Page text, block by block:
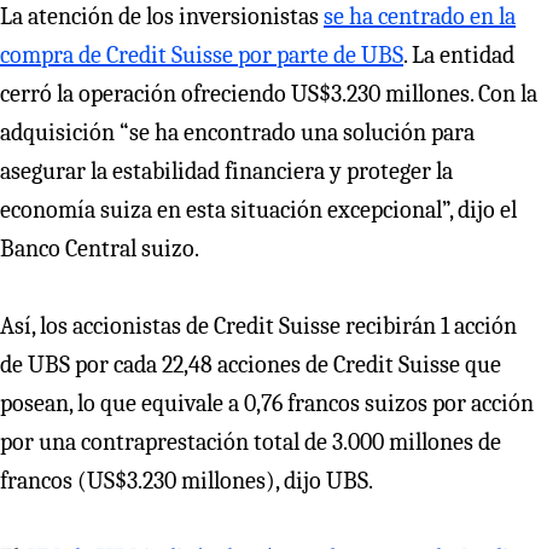
La atención de los inversionistasse ha centrado en la
compra de Credit Suisse por parte de UBS. La entidad
cerró la operación ofreciendo US$3.230 millones. Con la
adquisición “se ha encontrado una solución para
asegurar la estabilidad financiera y proteger la
economía suiza en esta situación excepcional”, dijo el
Banco Central suizo.
Así, los accionistas de Credit Suisse recibirán 1 acción
de UBS por cada 22,48 acciones de Credit Suisse que
posean, lo que equivale a 0,76 francos suizos por acción
por una contraprestación total de 3.000 millones de
francos (US$3.230 millones), dijo UBS.